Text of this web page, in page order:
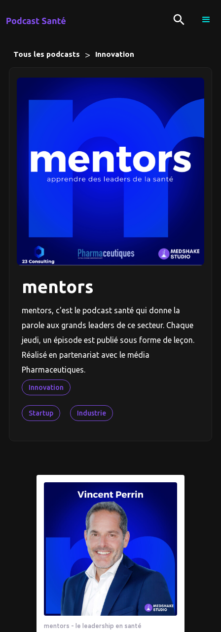
Tous les podcasts > Innovation
mentors
mentors, c'est le podcast santé qui donne la
parole aux grands leaders de ce secteur. Chaque
jeudi, un épisode est publié sous forme de leçon.
Réalisé en partenariat avec le média
Pharmaceutiques.
Innovation
Startup Industrie